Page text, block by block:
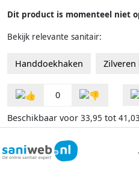
Dit product is momenteel niet
Bekijk relevante sanitair:
Handdoekhaken Zilveren
0
Beschikbaar voor 33,95 tot 41,03